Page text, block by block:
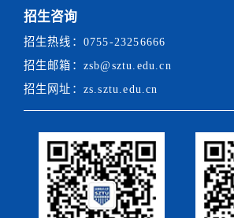
招生咨询
招生热线： 0755-23256666
招生邮箱： zsb@sztu.edu.cn
招生网址： zs.sztu.edu.cn